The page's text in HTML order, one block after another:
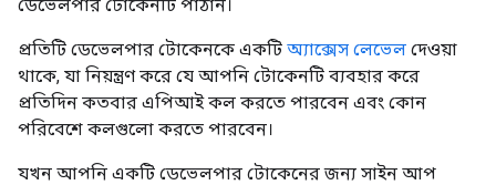
ডেভেলপার টোকেনটি পাঠান।
প্রতিটি ডেভেলপার টোকেনকে একটি অ্যাক্সেস লেভেল দেওয়া
থাকে, যা নিয়ন্ত্রণ করে যে আপনি টোকেনটি ব্যবহার করে
প্রতিদিন কতবার এপিআই কল করতে পারবেন এবং কোন
পরিবেশে কলগুলো করতে পারবেন।
যখন আপনি একটি ডেভেলপার টোকেনের জন্য সাইন আপ